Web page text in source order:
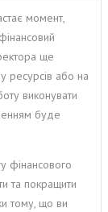
момент,
ще
ресурсів або на
виконувати
буде
фінансового
та покращити
тому, що ви